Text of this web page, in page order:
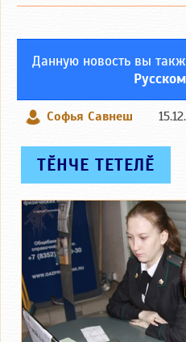
Данную новость вы
Русском
Софья Савнеш
ТӖНЧЕ ТЕТЕЛӖ